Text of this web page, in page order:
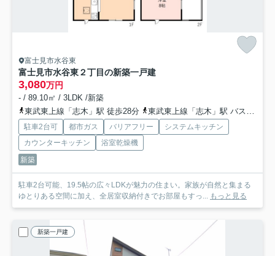
富士見市水谷東
富士見市水谷東２丁目の新築一戸建
3,080万円
- / 89.10㎡ / 3LDK /新築
東武東上線「志木」駅 徒歩28分
東武東上線「志木」駅 バス8分 「水谷東」 停歩3分
駐車2台可 都市ガス バリアフリー
システムキッチン
カウンターキッチン
浴室乾燥機
新築
駐車2台可能、19.5帖の広々LDKが魅力の住まい。家族が自然と集まる
ゆとりある空間に加え、全居室収納付きでお部屋もすっ...
もっと見る
新築一戸建